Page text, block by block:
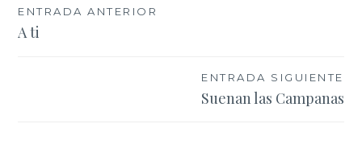
Navegación
de
ENTRADA ANTERIOR
A ti
ENTRADA SIGUIENTE
Suenan las Campanas